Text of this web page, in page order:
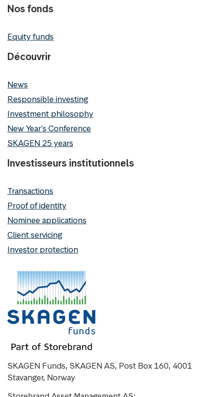
Nos fonds
Equity funds
Découvrir
News
Responsible investing
Investment philosophy
New Year's Conference
SKAGEN 25 years
Investisseurs institutionnels
Transactions
Proof of identity
Nominee applications
Client servicing
Investor protection
SKAGEN Funds, SKAGEN AS, Post Box 160, 4001
Stavanger, Norway